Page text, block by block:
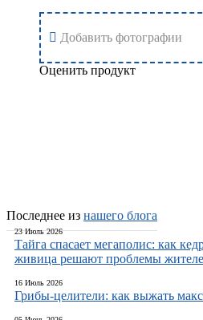
Добавить фотографии
Оценить продукт
Последнее из нашего блога
23 Июль 2026
Тайга спасает мегаполис: как
живица решают проблемы
16 Июль 2026
Грибы-целители: как выжать